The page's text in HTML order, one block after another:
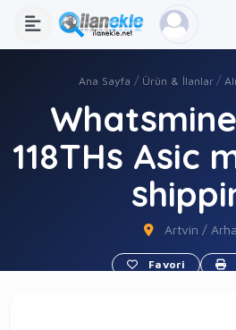
Ana Sayfa Ürün & İlanlar
118THs Asic
Artvin /
Favori